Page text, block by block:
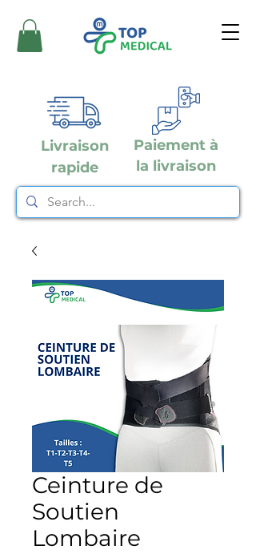
Livraison
rapide
Paiement à
la livraison
Ceinture de
Soutien
Lombaire